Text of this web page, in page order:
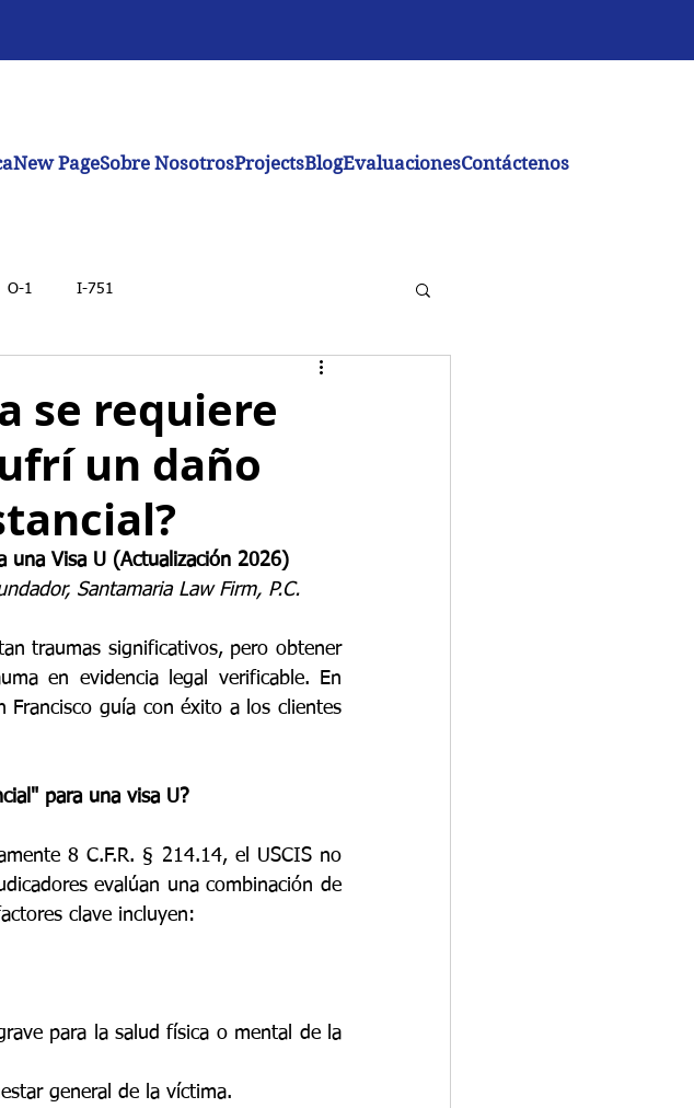
New PageSobre NosotrosProjectsBlogEvaluacionesContáctenos
O-1 I-751
se requiere
un daño
una Visa U (Actualización 2026)
Santamaria Law Firm, P.C.
traumas significativos, pero obtener
en evidencia legal verificable. En
Francisco guía con éxito a los clientes
para una visa U?
8 C.F.R. § 214.14, el USCIS no
evalúan una combinación de
clave incluyen:
para la salud física o mental de la
general de la víctima.